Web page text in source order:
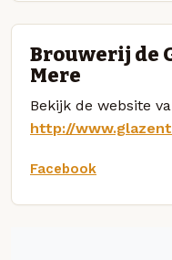
Brouwerij de
Mere
Bekijk de website
http://
Facebook